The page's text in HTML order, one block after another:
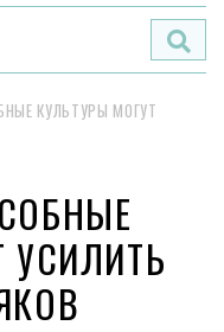
КУЛЬТУРЫ МОГУТ
УСИЛИТЬ